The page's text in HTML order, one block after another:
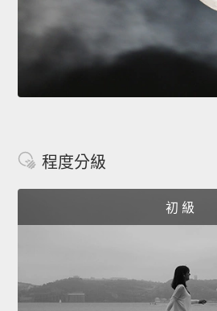
程度分級
初 級